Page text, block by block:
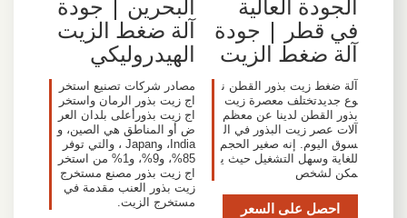
في قطر | جودة
آلة ضغط الزيت
آلة ضغط زيت بذور القطن ن
وع جديدتختلف معصرة زيت
بذور القطن لدينا عن معظم
آلات عصر زيت البذور في ال
سوق اليوم. إنه صغير الحجم
للغاية وسهل التشغيل حيث ي
مكن لشخص
احصل على السعر
آلة ضغط الزيت
الهيدروليكي
مصادر شركات تصنيع استخر
اج زيت بذور الرمان واستخر
اج زيت بذورأعلى بلدان العر
ض أو المناطق هي الصين، و
India، وJapan ، والتي توفر
85%، و9%، و1% من استخر
اج زيت بذور مصنع مستخرج
زيت بذور العنب مقدمة في
مستخرج الزيت.